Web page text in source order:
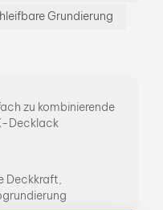
Grundierung
zu kombinierende
Decklack
Deckkraft,